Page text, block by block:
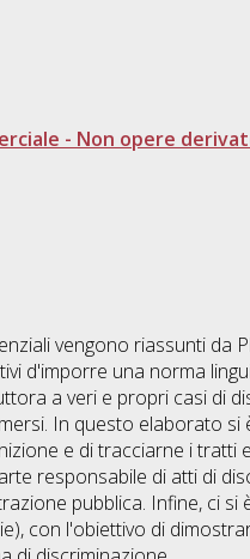
- Non opere
vengono riassunti da
d'imporre una norma
a veri e propri casi di
In questo elaborato si
e di tracciarne i tratti
responsabile di atti di
pubblica. Infine, ci si
con l'obiettivo di